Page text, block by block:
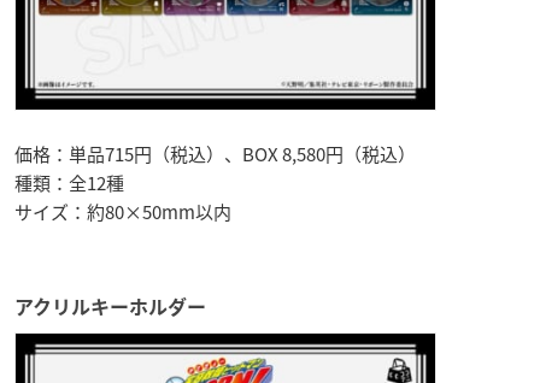
価格：単品715円（税込）、BOX 8,580円（税込）
種類：全12種
サイズ：約80×50mm以内
アクリルキーホルダー